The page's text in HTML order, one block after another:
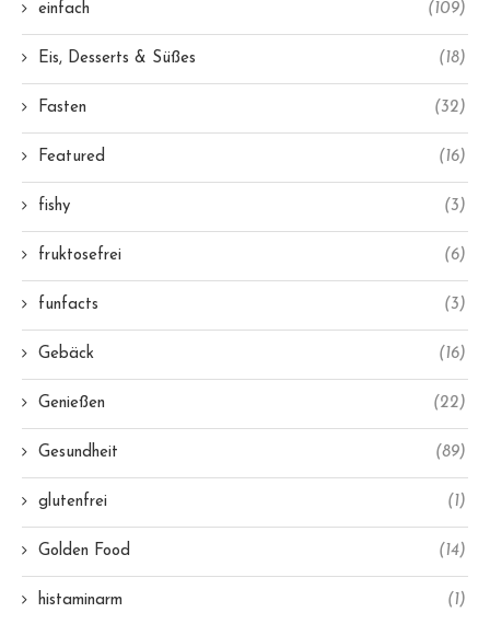
einfach (109)
Eis, Desserts & Süßes (18)
Fasten (32)
Featured (16)
fishy (3)
fruktosefrei (6)
funfacts (3)
Gebäck (16)
Genießen (22)
Gesundheit (89)
glutenfrei (1)
Golden Food (14)
histaminarm (1)